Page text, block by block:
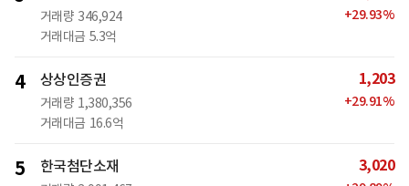
거래량 346,924
거래대금 5.3억
+29.93%
4 상상인증권
거래량 1,380,356
거래대금 16.6억
1,203
+29.91%
5 한국첨단소재 3,020